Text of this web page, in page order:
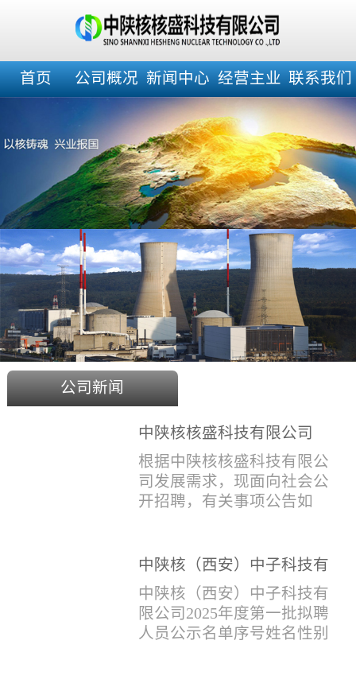
首页 公司概况 新闻中心 经营主业 联系我们
公司新闻
中陕核核盛科技有限公司
2025年度招聘公告
根据中陕核核盛科技有限公
司发展需求，现面向社会公
开招聘，有关事项公告如
会招聘：面向社会招聘，同
等条件下集团内部员工优
先。（2）应届生招聘：国家
计划内统一招收的全日制院
校应届毕业生，重点院校应
中陕核（西安）中子科技有
限公司2025年度第一批拟聘
人员公示名单
中陕核（西安）中子科技有
限公司2025年度第一批拟聘
人员公示名单序号姓名性别